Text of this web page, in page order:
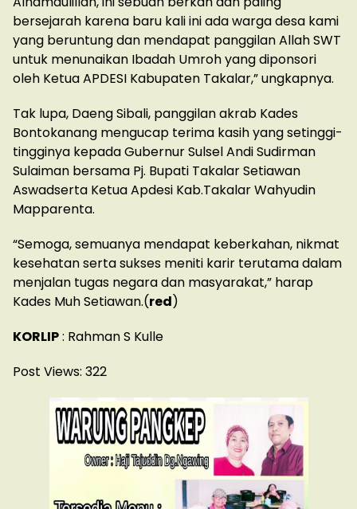
bersejarah karena baru kali ini ada warga desa kami
yang beruntung dan mendapat panggilan Allah SWT
untuk menunaikan Ibadah Umroh yang diponsori
oleh Ketua APDESI Kabupaten Takalar,” ungkapnya.
Tak lupa, Daeng Sibali, panggilan akrab Kades
Bontokanang mengucap terima kasih yang setinggi-
tingginya kepada Gubernur Sulsel Andi Sudirman
Sulaiman bersama Pj. Bupati Takalar Setiawan
Aswadserta Ketua Apdesi Kab.Takalar Wahyudin
Mapparenta.
“Semoga, semuanya mendapat keberkahan, nikmat
kesehatan serta sukses meniti karir terutama dalam
menjalan tugas negara dan masyarakat,” harap
Kades Muh Setiawan.(red)
KORLIP: Rahman S Kulle
Post Views: 322